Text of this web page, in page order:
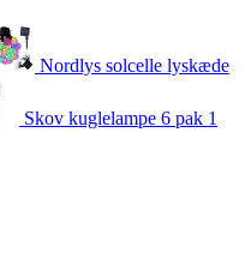
Nordlys solcelle lyskæde
Skov kuglelampe 6 pak 1